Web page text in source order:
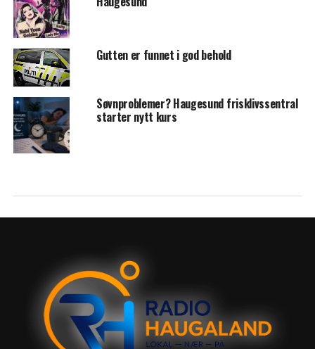
Gutten er funnet i god behold
Søvnproblemer? Haugesund frisklivssentral
starter nytt kurs